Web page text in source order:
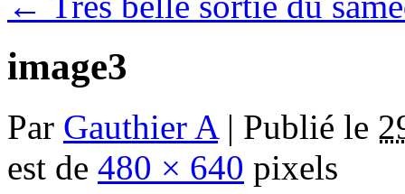
image3
Par Gauthier A | Publié le
est de 480 × 640 pixels